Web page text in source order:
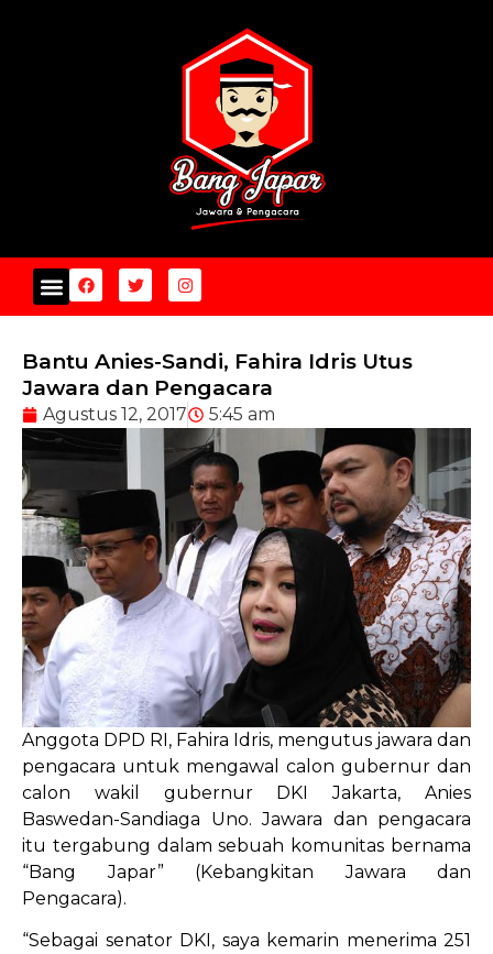
Bantu Anies-Sandi, Fahira Idris Utus
Jawara dan Pengacara
Agustus 12, 2017 5:45 am
Anggota DPD RI, Fahira Idris, mengutus jawara dan
pengacara untuk mengawal calon gubernur dan
calon wakil gubernur DKI Jakarta, Anies
Baswedan-Sandiaga Uno. Jawara dan pengacara
itu tergabung dalam sebuah komunitas bernama
“Bang Japar” (Kebangkitan Jawara dan
Pengacara).
“Sebagai senator DKI, saya kemarin menerima 251